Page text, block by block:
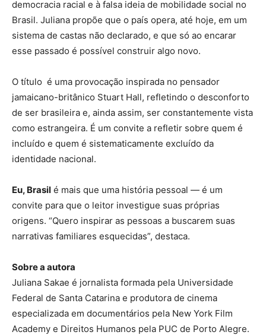
democracia racial e à falsa ideia de mobilidade social no
Brasil. Juliana propõe que o país opera, até hoje, em um
sistema de castas não declarado, e que só ao encarar
esse passado é possível construir algo novo.
O título é uma provocação inspirada no pensador
jamaicano-britânico Stuart Hall, refletindo o desconforto
de ser brasileira e, ainda assim, ser constantemente vista
como estrangeira. É um convite a refletir sobre quem é
incluído e quem é sistematicamente excluído da
identidade nacional.
Eu, Brasil é mais que uma história pessoal — é um
convite para que o leitor investigue suas próprias
origens. “Quero inspirar as pessoas a buscarem suas
narrativas familiares esquecidas”, destaca.
Sobre a autora
Juliana Sakae é jornalista formada pela Universidade
Federal de Santa Catarina e produtora de cinema
especializada em documentários pela New York Film
Academy e Direitos Humanos pela PUC de Porto Alegre.